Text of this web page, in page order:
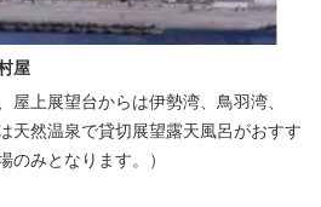
屋
上展望台からは伊勢湾、鳥羽湾、
天然温泉で貸切展望露天風呂がおすす
みとなります。）